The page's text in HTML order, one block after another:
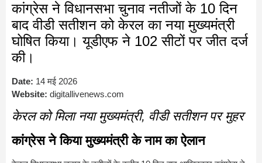
कांग्रेस ने विधानसभा चुनाव नतीजों के 10 दिन
बाद वीडी सतीशन को केरल का नया मुख्यमंत्री
घोषित किया। यूडीएफ ने 102 सीटों पर जीत दर्ज
की।
Date: 14 मई 2026
Website: digitallivenews.com
केरल को मिला नया मुख्यमंत्री, वीडी सतीशन पर मुहर
कांग्रेस ने किया मुख्यमंत्री के नाम का ऐलान